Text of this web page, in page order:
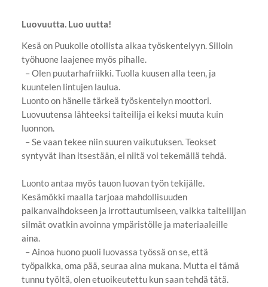
Luovuutta. Luo uutta!
Kesä on Puukolle otollista aikaa työskentelyyn. Silloin
työhuone laajenee myös pihalle.
– Olen puutarhafriikki. Tuolla kuusen alla teen, ja
kuuntelen lintujen laulua.
Luonto on hänelle tärkeä työskentelyn moottori.
Luovuutensa lähteeksi taiteilija ei keksi muuta kuin
luonnon.
– Se vaan tekee niin suuren vaikutuksen. Teokset
syntyvät ihan itsestään, ei niitä voi tekemällä tehdä.
Luonto antaa myös tauon luovan työn tekijälle.
Kesämökki maalla tarjoaa mahdollisuuden
paikanvaihdokseen ja irrottautumiseen, vaikka taiteilijan
silmät ovatkin avoinna ympäristölle ja materiaaleille
aina.
– Ainoa huono puoli luovassa työssä on se, että
työpaikka, oma pää, seuraa aina mukana. Mutta ei tämä
tunnu työltä, olen etuoikeutettu kun saan tehdä tätä.